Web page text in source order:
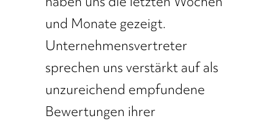
und Monate gezeigt.
Unternehmensvertreter
sprechen uns verstärkt auf als
unzureichend empfundene
Bewertungen ihrer